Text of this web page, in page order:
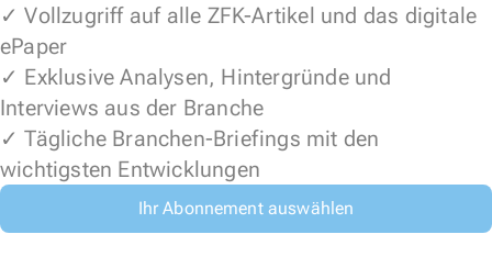
✓ Vollzugriff auf alle ZFK-Artikel und das digitale
ePaper
✓ Exklusive Analysen, Hintergründe und
Interviews aus der Branche
✓ Tägliche Branchen-Briefings mit den
wichtigsten Entwicklungen
Ihr Abonnement auswählen